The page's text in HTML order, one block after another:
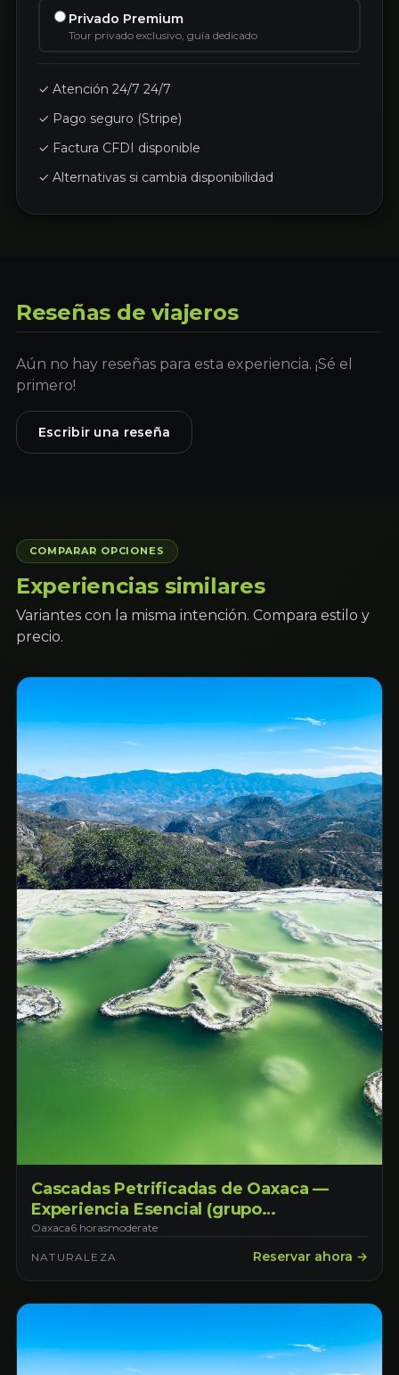
Privado Premium
Tour privado exclusivo, guía dedicado
✓ Atención 24/7 24/7
✓ Pago seguro (Stripe)
✓ Factura CFDI disponible
✓ Alternativas si cambia disponibilidad
Reseñas de viajeros
Aún no hay reseñas para esta experiencia. ¡Sé el
primero!
Escribir una reseña
COMPARAR OPCIONES
Experiencias similares
Variantes con la misma intención. Compara estilo y
precio.
Cascadas Petrificadas de Oaxaca —
Experiencia Esencial (grupo
compartido)
Oaxaca6 horasmoderate
NATURALEZA Reservar ahora →